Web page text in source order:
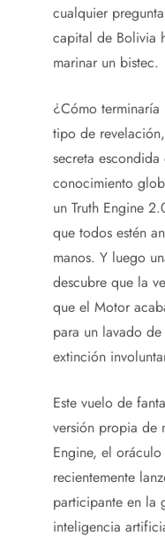
cualquier
capital de Bolivia
marinar un bistec.
¿Cómo
tipo de
secreta
conocimiento
un Truth Engine
que todos estén
manos. Y luego
descubre que la
que el Motor
para un lavado
extinción
Este vuelo de
versión propia de
Engine, el
recientemente
participante en la
inteligencia